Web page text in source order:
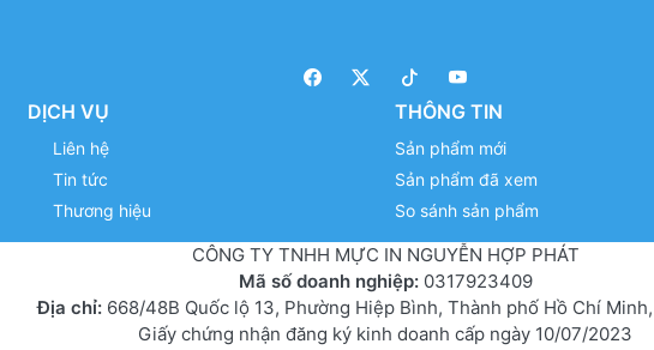
DỊCH VỤ
Liên hệ
Tin tức
Thương hiệu
THÔNG TIN
Sản phẩm mới
Sản phẩm đã xem
So sánh sản phẩm
CÔNG TY TNHH MỰC IN NGUYỄN HỢP PHÁT
Mã số doanh nghiệp: 0317923409
Địa chỉ:668/48B Quốc lộ 13, Phường Hiệp Bình, Thành phố Hồ Chí
Giấy chứng nhận đăng ký kinh doanh cấp ngày 10/07/2023